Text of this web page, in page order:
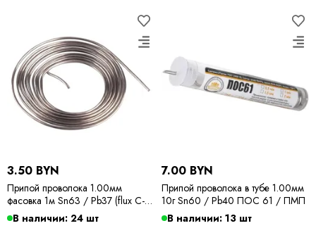
3.50 BYN
Припой проволока 1.00мм
фасовка 1м Sn63 / Pb37 (flux C-6)
ПОС 63 / Kewei
В наличии: 24 шт
7.00 BYN
Припой проволока в тубе 1.00мм
10г Sn60 / Pb40 ПОС 61 / ПМП
В наличии: 13 шт